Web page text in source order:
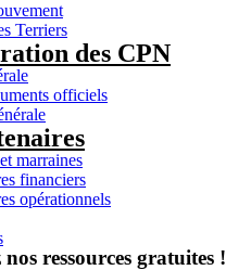
Terriers
des CPN
officiels
marraines
financiers
opérationnels
ressources gratuites !